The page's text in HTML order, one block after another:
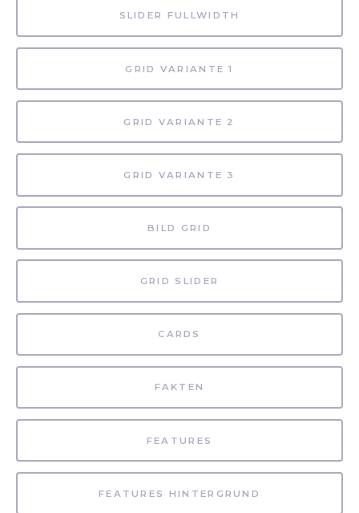
SLIDER FULLWIDTH
GRID VARIANTE 1
GRID VARIANTE 2
GRID VARIANTE 3
BILD GRID
GRID SLIDER
CARDS
FAKTEN
FEATURES
FEATURES HINTERGRUND